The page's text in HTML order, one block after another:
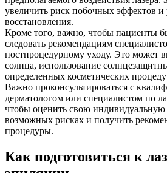
увеличить риск побочных эффектов и
восстановления.
Кроме того, важно, чтобы пациенты
следовать рекомендациям
постпроцедурному уходу. Это может
солнца, использование
определенных косметических
Важно проконсультироваться с
дерматологом или специалистом по
чтобы оценить свою индивидуальную
возможных рисках и получить
процедуры.
Как подготовиться к